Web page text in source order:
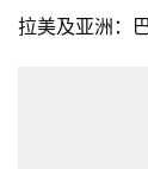
拉美及亚洲：